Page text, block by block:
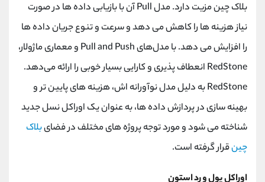
بلاک چین مزیت دارد. مدل Pull آن با بازیابی داده ها در صورت
نیاز هزینه ها را کاهش می دهد و سرعت و تنوع جریان داده ها
را افزایش می دهد. با مدل‌های Pull and Push و معماری ماژولار،
RedStone انعطاف ‌پذیری و کارایی بسیار خوبی را ارائه می‌دهد.
RedStone به دلیل مدل نوآورانه ‌اش، هزینه ‌های پایین ‌تر و
بهینه ‌سازی در پردازش داده‌ ها، به‌ عنوان یک اوراکل نسل جدید
شناخته می‌ شود و مورد توجه پروژه ‌های مختلف در فضایبلاک
چینقرار گرفته است.
اوراکل پول و رد استون